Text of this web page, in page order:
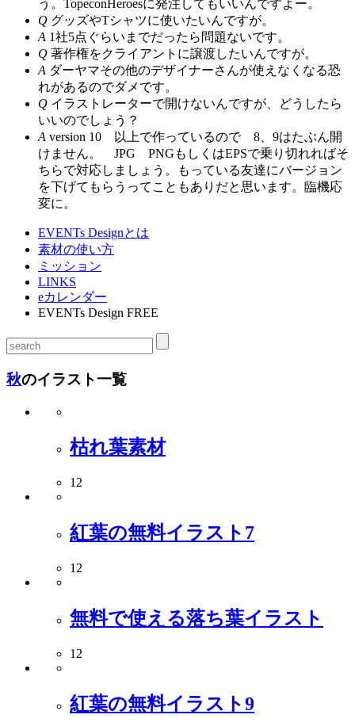
う。TopeconHeroesに発注してもいいんですよー。
Q グッズやTシャツに使いたいんですが。
A 1社5点ぐらいまでだったら問題ないです。
Q 著作権をクライアントに譲渡したいんですが。
A ダーヤマその他のデザイナーさんが使えなくなる恐
れがあるのでダメです。
Q イラストレーターで開けないんですが、どうしたら
いいのでしょう？
A version 10 以上で作っているので 8、9はたぶん開
けません。 JPG PNGもしくはEPSで乗り切れればそ
ちらで対応しましょう。もっている友達にバージョン
を下げてもらうってこともありだと思います。臨機応
変に。
EVENTs Designとは
素材の使い方
ミッション
LINKS
eカレンダー
EVENTs Design FREE
秋のイラスト一覧
枯れ葉素材
12
紅葉の無料イラスト7
12
無料で使える落ち葉イラスト
12
紅葉の無料イラスト9